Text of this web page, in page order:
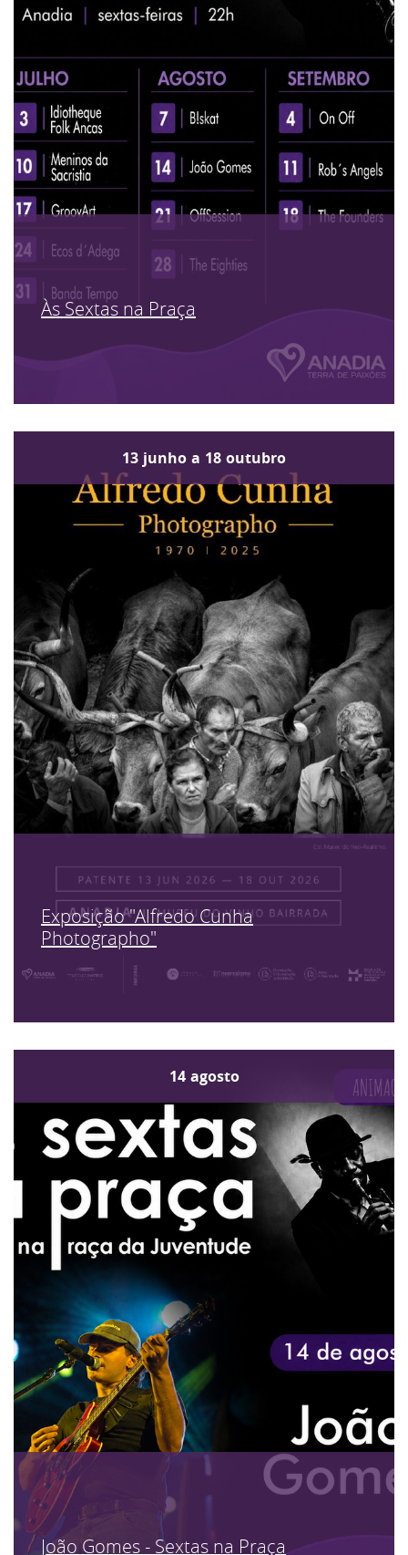
Às Sextas na Praça
13 junho a 18 outubro
Exposição "Alfredo Cunha
Photographo"
14 agosto
João Gomes - Sextas na Praça